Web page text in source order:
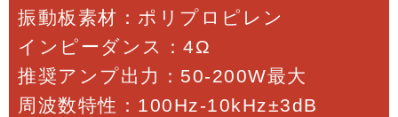
振動板素材：ポリプロピレン
インピーダンス：4Ω
推奨アンプ出力：50-200W最大
周波数特性：100Hz-10kHz±3dB